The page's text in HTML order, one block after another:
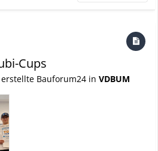
Cups
Bauforum24 in VDBUM